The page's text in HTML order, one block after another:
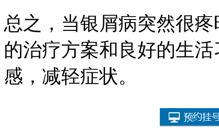
总之，当银屑病突然很
的治疗方案和良好的生
感，减轻症状。